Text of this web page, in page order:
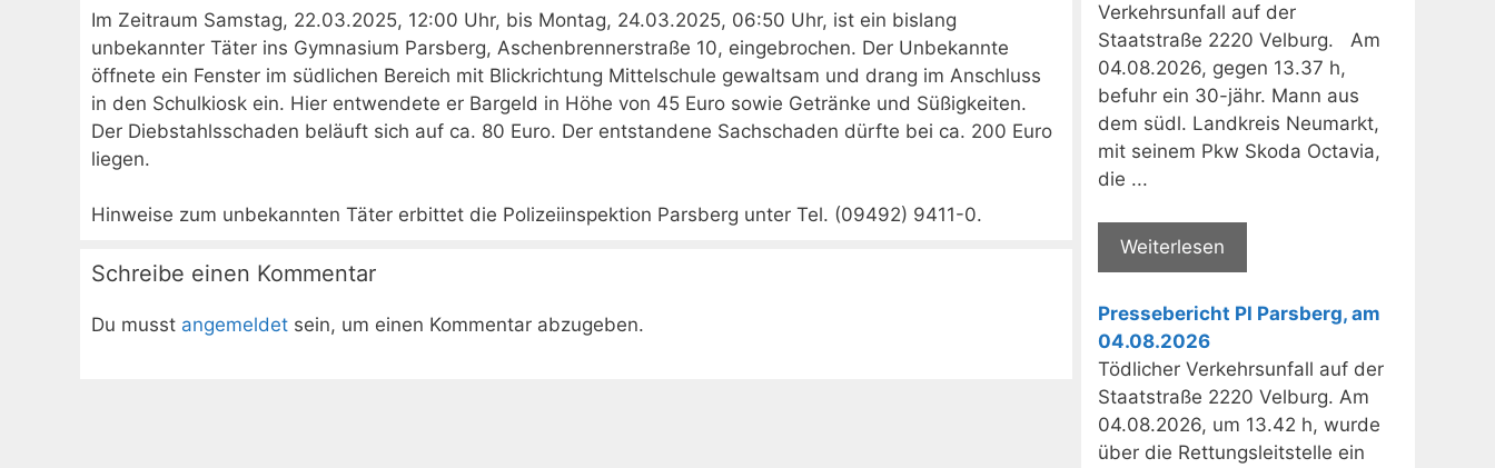
Im Zeitraum Samstag, 22.03.2025, 12:00 Uhr, bis Montag, 24.03.2025, 06:50 Uhr, ist ein bislang
unbekannter Täter ins Gymnasium Parsberg, Aschenbrennerstraße 10, eingebrochen. Der Unbekannte
öffnete ein Fenster im südlichen Bereich mit Blickrichtung Mittelschule gewaltsam und drang im Anschluss
in den Schulkiosk ein. Hier entwendete er Bargeld in Höhe von 45 Euro sowie Getränke und Süßigkeiten.
Der Diebstahlsschaden beläuft sich auf ca. 80 Euro. Der entstandene Sachschaden dürfte bei ca. 200 Euro
liegen.
Hinweise zum unbekannten Täter erbittet die Polizeiinspektion Parsberg unter Tel. (09492) 9411-0.
Schreibe einen Kommentar
Du musst angemeldet sein, um einen Kommentar abzugeben.
Verkehrsunfall auf der
Staatstraße 2220 Velburg. Am
04.08.2026, gegen 13.37 h,
befuhr ein 30-jähr. Mann aus
dem südl. Landkreis Neumarkt,
mit seinem Pkw Skoda Octavia,
die ...
Weiterlesen
Pressebericht PI Parsberg, am
04.08.2026
Tödlicher Verkehrsunfall auf der
Staatstraße 2220 Velburg. Am
04.08.2026, um 13.42 h, wurde
über die Rettungsleitstelle ein